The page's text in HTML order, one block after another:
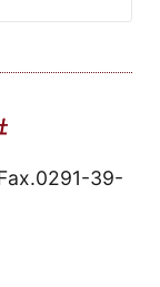
39-